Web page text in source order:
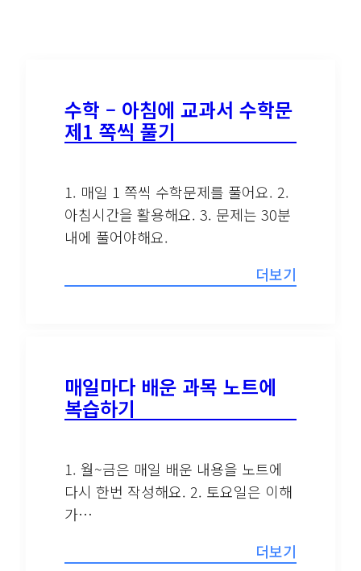
수학 – 아침에 교과서 수학문
제1 쪽씩 풀기
1. 매일 1 쪽씩 수학문제를 풀어요. 2.
아침시간을 활용해요. 3. 문제는 30분
내에 풀어야해요.
더보기
매일마다 배운 과목 노트에
복습하기
1. 월~금은 매일 배운 내용을 노트에
다시 한번 작성해요. 2. 토요일은 이해
가…
더보기